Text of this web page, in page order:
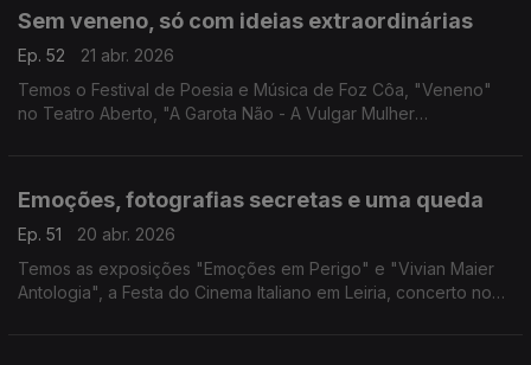
Sem veneno, só com ideias extraordinárias
Ep. 52
21 abr. 2026
Temos o Festival de Poesia e Música de Foz Côa, "Veneno"
no Teatro Aberto, "A Garota Não - A Vulgar Mulher
Emoções, fotografias secretas e uma queda
Ep. 51
20 abr. 2026
Temos as exposições "Emoções em Perigo" e "Vivian Maier
Antologia", a Festa do Cinema Italiano em Leiria, concerto no